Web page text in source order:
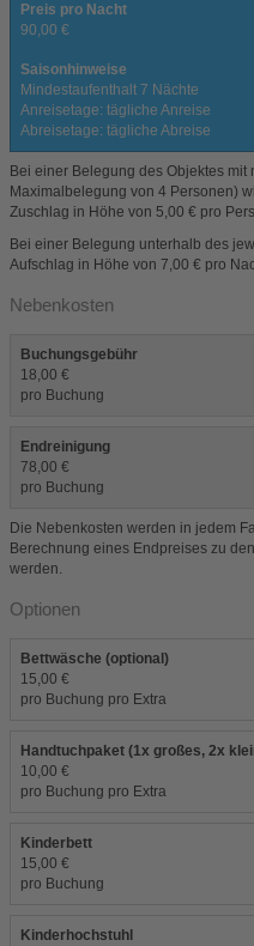
Preis pro Nacht
90,00 €
Saisonhinweise
Mindestaufenthalt 7 Nächte
Anreisetage: tägliche Anreise
Abreisetage: tägliche Abreise
Bei einer Belegung des Objektes
Maximalbelegung von 4 Personen)
Zuschlag in Höhe von 5,00 € pro
Bei einer Belegung unterhalb des
Aufschlag in Höhe von 7,00 € pro
Nebenkosten
Buchungsgebühr
18,00 €
pro Buchung
Endreinigung
78,00 €
pro Buchung
Die Nebenkosten werden in jedem
Berechnung eines Endpreises zu
werden.
Optionen
Bettwäsche (optional)
15,00 €
pro Buchung pro Extra
Handtuchpaket (1x großes, 2x
10,00 €
pro Buchung pro Extra
Kinderbett
15,00 €
pro Buchung
Kinderhochstuhl